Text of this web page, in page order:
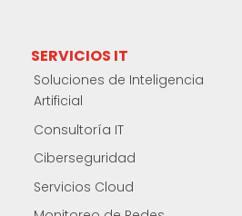
SERVICIOS IT
Soluciones de Inteligencia
Artificial
Consultoría IT
Ciberseguridad
Servicios Cloud